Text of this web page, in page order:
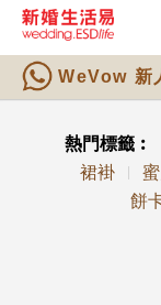
WeVow 新
熱門標籤︰
裙褂 蜜
餅